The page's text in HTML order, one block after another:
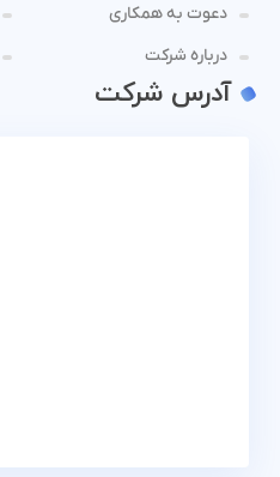
دعوت به همکاری
درباره شرکت
آدرس شرکت